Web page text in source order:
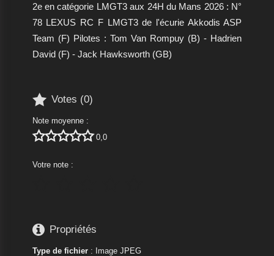
2e en catégorie LMGT3 aux 24H du Mans 2026 : N°
78 LEXUS RC F LMGT3 de l'écurie Akkodis ASP
Team (F) Pilotes : Tom Van Rompuy (B) - Hadrien
David (F) - Jack Hawksworth (GB)
 Votes (0)
Note moyenne :
 0,0
Votre note :
 Propriétés
Type de fichier: Image JPEG